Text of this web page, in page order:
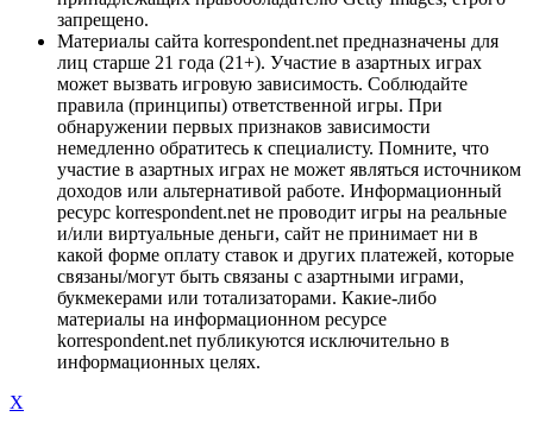
запрещено.
Материалы сайта korrespondent.net предназначены для
лиц старше 21 года (21+). Участие в азартных играх
может вызвать игровую зависимость. Соблюдайте
правила (принципы) ответственной игры. При
обнаружении первых признаков зависимости
немедленно обратитесь к специалисту. Помните, что
участие в азартных играх не может являться источником
доходов или альтернативой работе. Информационный
ресурс korrespondent.net не проводит игры на реальные
и/или виртуальные деньги, сайт не принимает ни в
какой форме оплату ставок и других платежей, которые
связаны/могут быть связаны с азартными играми,
букмекерами или тотализаторами. Какие-либо
материалы на информационном ресурсе
korrespondent.net публикуются исключительно в
информационных целях.
X